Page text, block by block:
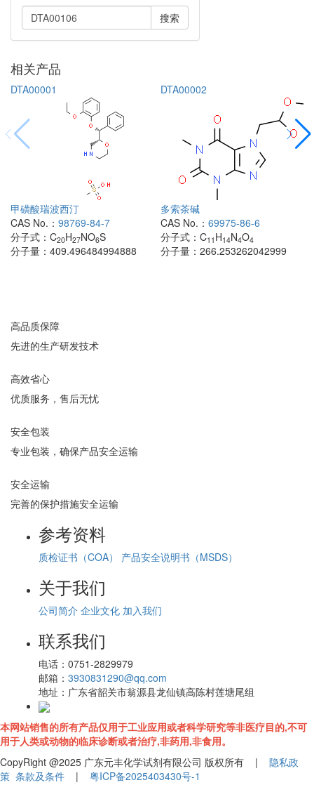
搜索
相关产品
DTA00001
甲磺酸瑞波西汀
CAS No.： 98769-84-7
分子式： C20H27NO6S
分子量： 409.496484994888
DTA00002
多索茶碱
CAS No.： 69975-86-6
分子式： C11 H14N4O4
分子量： 266.253262042999
高品质保障
先进的生产研发技术
高效省心
优质服务，售后无忧
安全包装
专业包装，确保产品安全运输
安全运输
完善的保护措施安全运输
参考资料
质检证书（COA） 产品安全说明书（MSDS）
关于我们
公司简介 企业文化 加入我们
联系我们
电话： 0751-2829979
邮箱： 3930831290@qq.com
地址： 广东省韶关市翁源县龙仙镇高陈村莲塘尾组
本网站销售的所有产品仅用于工业应用或者科学研究等非医疗目的,不可
用于人类或动物的临床诊断或者治疗,非药用,非食用。
CopyRight @2025 广东元丰化学试剂有限公司 版权所有 | 隐私政
策 条款及条件 | 粤ICP备2025403430号-1